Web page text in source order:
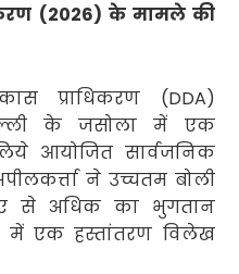
(2026) के मामले की
प्राधिकरण (DDA)
के जसोला में एक
आयोजित सार्वजनिक
ने उच्चतम बोली
से अधिक का भुगतान
में एक हस्तांतरण विलेख